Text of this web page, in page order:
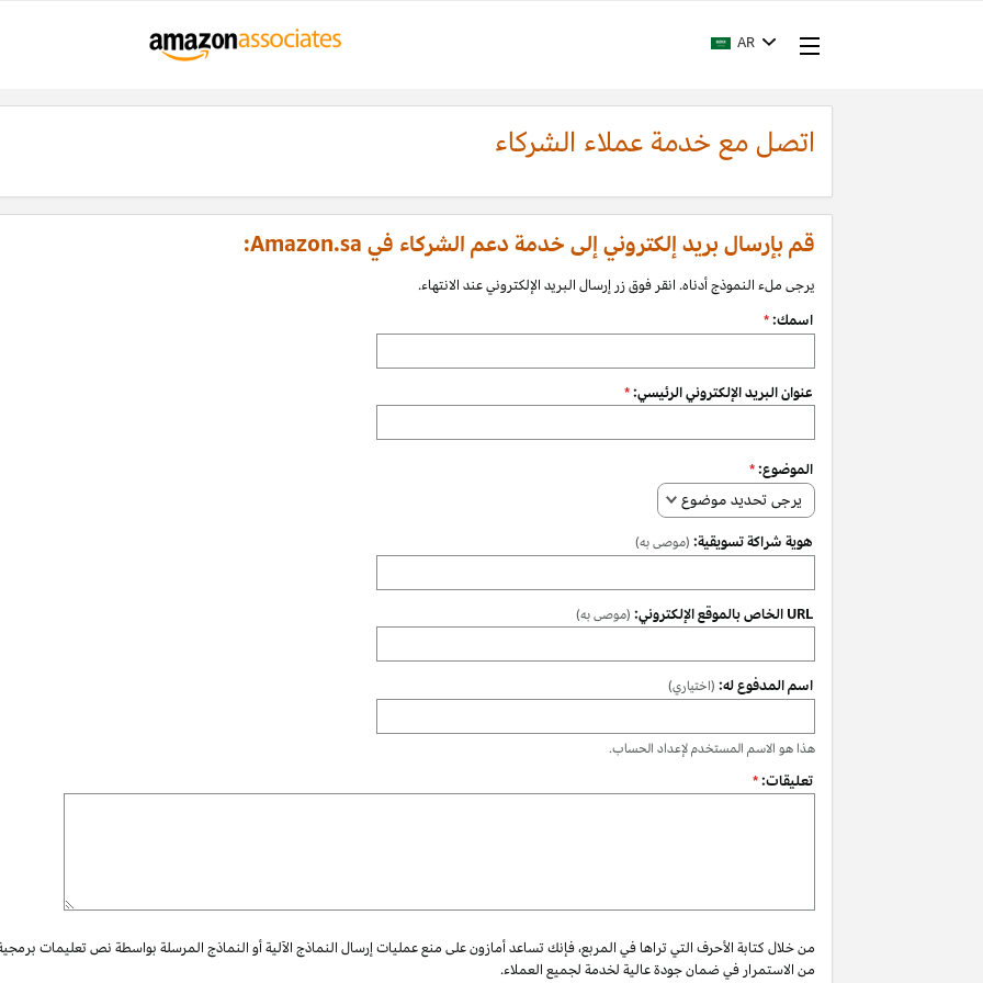
AR
اتصل مع خدمة عملاء الشركاء
قم بإرسال بريد إلكتروني إلى خدمة دعم الشركاء في Amazon.sa:
يرجى ملء النموذج أدناه. انقر فوق زر إرسال البريد الإلكتروني عند الانتهاء.
اسمك:*
عنوان البريد الإلكتروني الرئيسي:*
الموضوع:*
يرجى تحديد موضوع
هوية شراكة تسويقية: (موصى به)
URL الخاص بالموقع الإلكتروني: (موصى به)
اسم المدفوع له: (اختياري)
هذا هو الاسم المستخدم لإعداد الحساب.
تعليقات:*
من خلال كتابة الأحرف التي تراها في المربع، فإنك تساعد أمازون على منع عمليات إرسال النماذج الآلية أو النماذج المرسلة بواسطة نص تعليمات
من الاستمرار في ضمان جودة عالية لخدمة لجميع العملاء.